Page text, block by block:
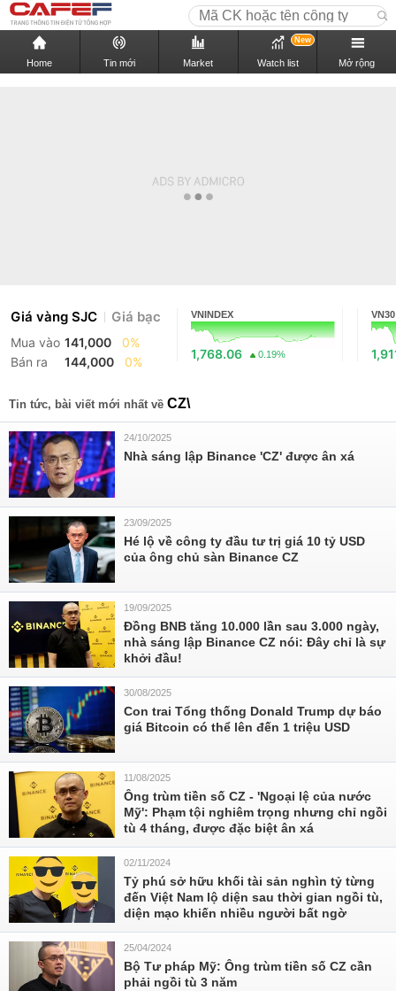
Home Tin mới Market Watch list
New
Mở rộng
Giá vàng SJC Giá bạc
Mua vào 141,000
0%
Bán ra
144,000 0%
VNINDEX
1,768.06 0.19%
VN30
Tin tức, bài viết mới nhất về CZ\
24/10/2025
Nhà sáng lập Binance 'CZ' được ân xá
23/09/2025
Hé lộ về công ty đầu tư trị giá 10 tỷ USD
của ông chủ sàn Binance CZ
19/09/2025
Đồng BNB tăng 10.000 lần sau 3.000 ngày,
nhà sáng lập Binance CZ nói: Đây chỉ là sự
khởi đầu!
30/08/2025
Con trai Tổng thống Donald Trump dự báo
giá Bitcoin có thể lên đến 1 triệu USD
11/08/2025
Ông trùm tiền số CZ - 'Ngoại lệ của nước
Mỹ': Phạm tội nghiêm trọng nhưng chỉ ngồi
tù 4 tháng, được đặc biệt ân xá
02/11/2024
Tỷ phú sở hữu khối tài sản nghìn tỷ từng
đến Việt Nam lộ diện sau thời gian ngồi tù,
diện mạo khiến nhiều người bất ngờ
25/04/2024
Bộ Tư pháp Mỹ: Ông trùm tiền số CZ cần
phải ngồi tù 3 năm